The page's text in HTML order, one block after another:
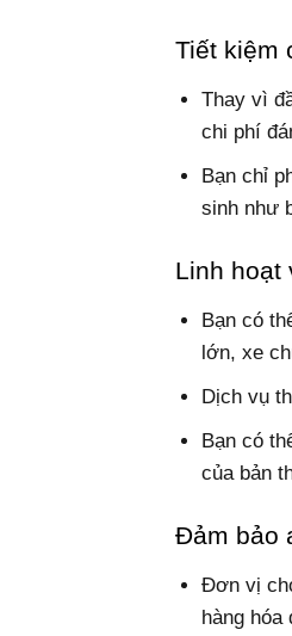
Tiết kiệm
Thay vì
chi phí
Bạn chỉ
sinh như
Linh hoạt
Bạn có
lớn, xe
Dịch vụ
Bạn có
của bản
Đảm bảo
Đơn vị
hàng hóa